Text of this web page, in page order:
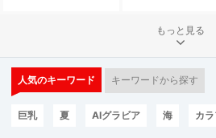
もっと見る
人気のキーワード キーワードから探す
巨乳 夏 AIグラビア 海 カ